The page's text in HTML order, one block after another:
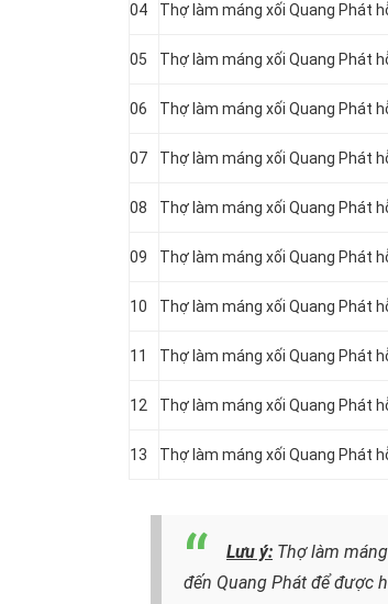
04 Thợ làm máng xối Quang Phát
05 Thợ làm máng xối Quang Phát
06 Thợ làm máng xối Quang Phát
07 Thợ làm máng xối Quang Phát
08 Thợ làm máng xối Quang Phát
09 Thợ làm máng xối Quang Phát
10 Thợ làm máng xối Quang Phát
11 Thợ làm máng xối Quang Phát
12 Thợ làm máng xối Quang Phát
13 Thợ làm máng xối Quang Phát
Lưu ý: Thợ làm
đến Quang Phát để được